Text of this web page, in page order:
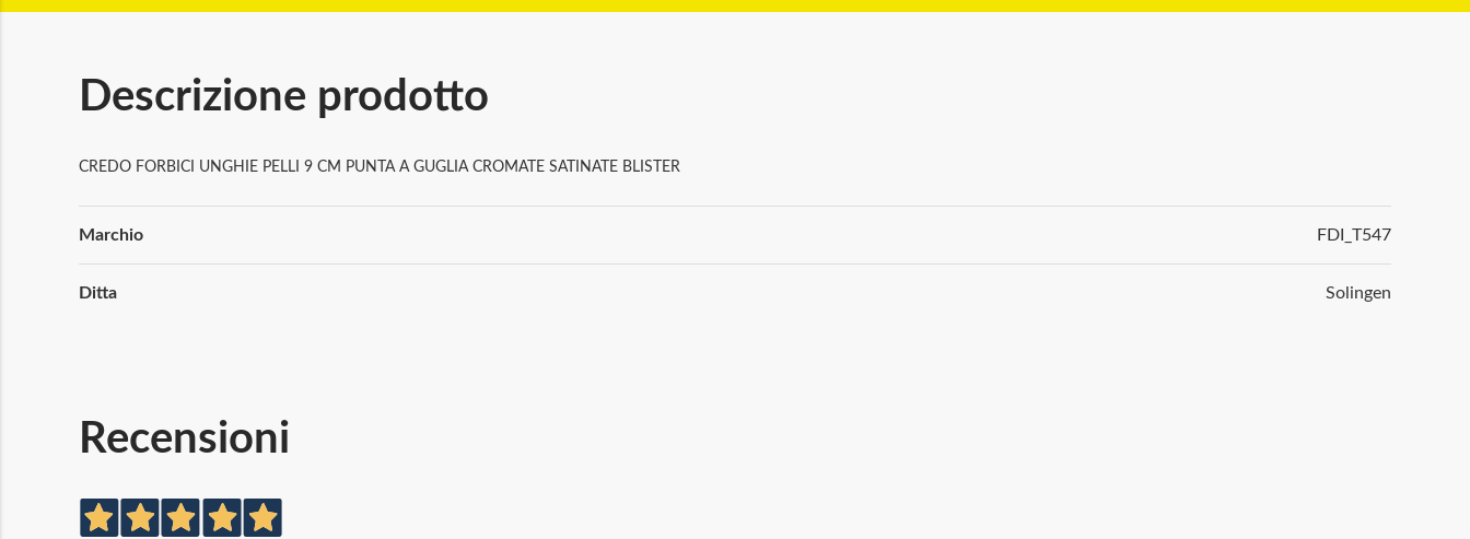
Descrizione prodotto
CREDO FORBICI UNGHIE PELLI 9 CM PUNTA A GUGLIA CROMATE SATINATE BLISTER
Informazioni
Marchio FDI_T547
Ditta Solingen
Recensioni